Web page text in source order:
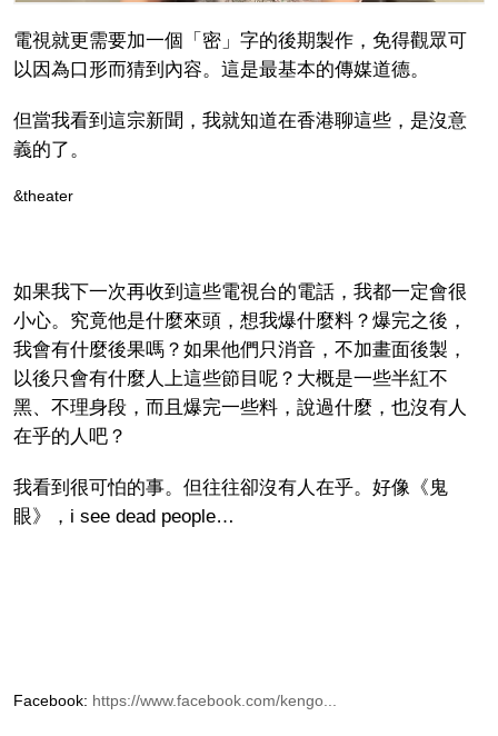
電視就更需要加一個「密」字的後期製作，免得觀眾可
以因為口形而猜到內容。這是最基本的傳媒道德。
但當我看到這宗新聞，我就知道在香港聊這些，是沒意
義的了。
&theater
如果我下一次再收到這些電視台的電話，我都一定會很
小心。究竟他是什麼來頭，想我爆什麼料？爆完之後，
我會有什麼後果嗎？如果他們只消音，不加畫面後製，
以後只會有什麼人上這些節目呢？大概是一些半紅不
黑、不理身段，而且爆完一些料，說過什麼，也沒有人
在乎的人吧？
我看到很可怕的事。但往往卻沒有人在乎。好像《鬼
眼》， i see dead people…
Facebook: https://www.facebook.com/kengo...